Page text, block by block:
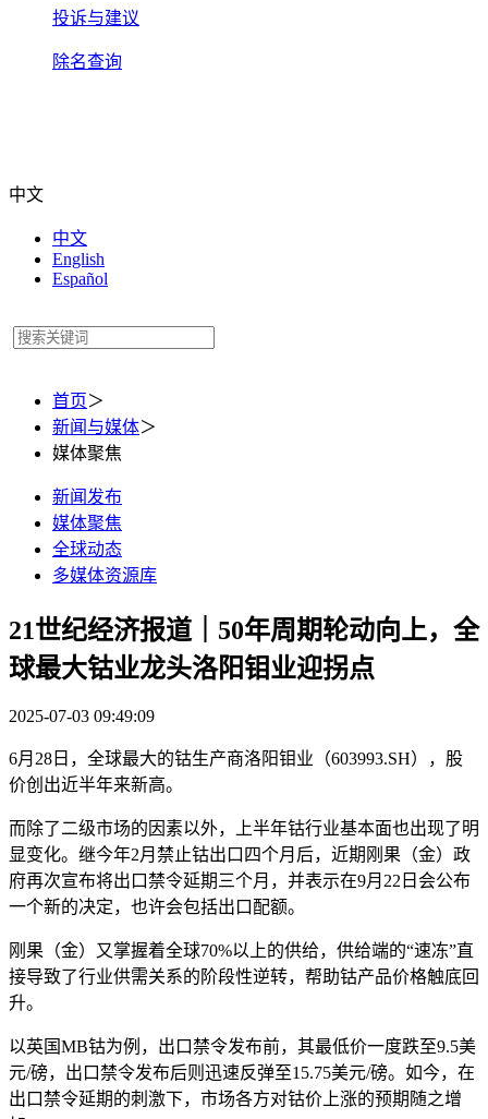
投诉与建议
除名查询
中文
中文
English
Español
首页＞
新闻与媒体＞
媒体聚焦
新闻发布
媒体聚焦
全球动态
多媒体资源库
21世纪经济报道｜50年周期轮动向上，全
球最大钴业龙头洛阳钼业迎拐点
2025-07-03 09:49:09
6月28日，全球最大的钴生产商洛阳钼业（603993.SH），股
价创出近半年来新高。
而除了二级市场的因素以外，上半年钴行业基本面也出现了明
显变化。继今年2月禁止钴出口四个月后，近期刚果（金）政
府再次宣布将出口禁令延期三个月，并表示在9月22日会公布
一个新的决定，也许会包括出口配额。
刚果（金）又掌握着全球70%以上的供给，供给端的“速冻”直
接导致了行业供需关系的阶段性逆转，帮助钴产品价格触底回
升。
以英国MB钴为例，出口禁令发布前，其最低价一度跌至9.5美
元/磅，出口禁令发布后则迅速反弹至15.75美元/磅。如今，在
出口禁令延期的刺激下，市场各方对钴价上涨的预期随之增